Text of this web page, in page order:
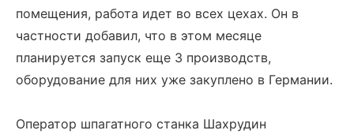
помещения, работа идет во всех цехах. Он в
частности добавил, что в этом месяце
планируется запуск еще 3 производств,
оборудование для них уже закуплено в Германии.
Оператор шпагатного станка Шахрудин